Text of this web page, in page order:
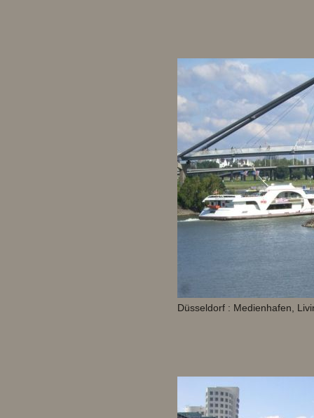
Düsseldorf : Medienhafen,